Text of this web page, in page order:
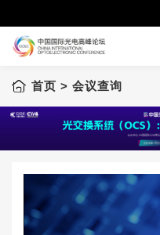
首页
CIOE首页
会议查询
首页 > 会议查询